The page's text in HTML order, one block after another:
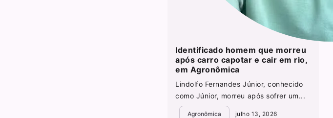
Identificado homem que morreu
após carro capotar e cair em rio,
em Agronômica
Lindolfo Fernandes Júnior, conhecido
como Júnior, morreu após sofrer um...
Agronômica julho 13, 2026